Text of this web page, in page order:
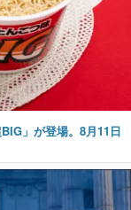
」が登場。8月11日